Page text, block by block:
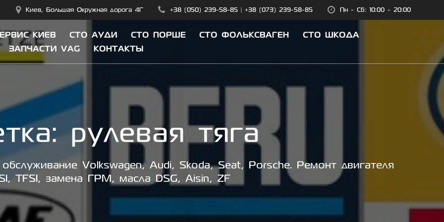
Киев, Большая Окружная дорога 4Г +38 (050) 239-58-85| +38 (073) 239-58-85 Пн - Сб: 10:00 - 20:00
КИЕВ СТО АУДИ СТО ПОРШЕ СТО ФОЛЬКСВАГЕН
СТО ШКОДА
ЗАПЧАСТИ VAG КОНТАКТЫ
рулевая тяга
Volkswagen, Audi, Skoda, Seat, Porsche. Ремонт двигателя
TFSI, замена ГРМ, масла DSG, Aisin, ZF